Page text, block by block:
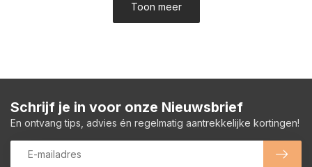
Toon meer
Schrijf je in voor onze Nieuwsbrief
En ontvang tips, advies én regelmatig aantrekkelijke kortingen!